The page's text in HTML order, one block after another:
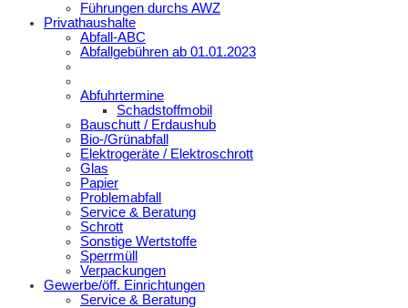
Führungen durchs AWZ
Privathaushalte
Abfall-ABC
Abfallgebühren ab 01.01.2023
Abfuhrtermine
Schadstoffmobil
Bauschutt / Erdaushub
Bio-/Grünabfall
Elektrogeräte / Elektroschrott
Glas
Papier
Problemabfall
Service & Beratung
Schrott
Sonstige Wertstoffe
Sperrmüll
Verpackungen
Gewerbe/öff. Einrichtungen
Service & Beratung